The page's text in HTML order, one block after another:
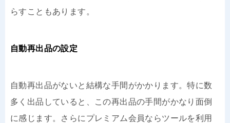
らすこともあります。
自動再出品の設定
自動再出品がないと結構な手間がかかります。特に数
多く出品していると、この再出品の手間がかなり面倒
に感じます。さらにプレミアム会員ならツールを利用